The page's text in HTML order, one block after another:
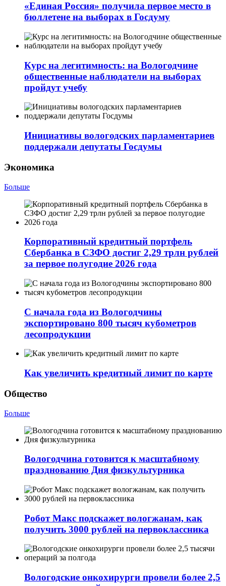
«Единая Россия» получила первое место в
бюллетене на выборах в Госдуму
Курс на легитимность: на Вологодчине
общественные наблюдатели на выборах
пройдут учебу
Инициативы вологодских парламентариев
поддержали депутаты Госдумы
Экономика
Больше
Корпоративный кредитный портфель
Сбербанка в СЗФО достиг 2,29 трлн рублей
за первое полугодие 2026 года
С начала года из Вологодчины
экспортировано 800 тысяч кубометров
лесопродукции
Как увеличить кредитный лимит по карте
Общество
Больше
Вологодчина готовится к масштабному
празднованию Дня физкультурника
Робот Макс подскажет вологжанам, как
получить 3000 рублей на первоклассника
Вологодские онкохирурги провели более 2,5